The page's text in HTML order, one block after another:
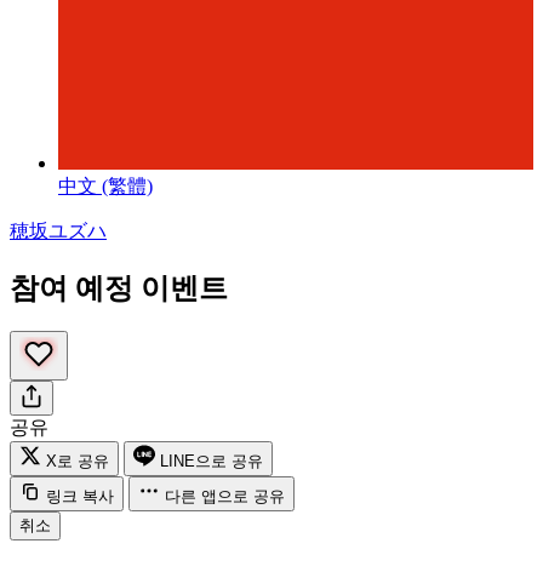
中文 (繁體)
穂坂ユズハ
참여 예정 이벤트
공유
X로 공유
LINE으로 공유
링크 복사
다른 앱으로 공유
취소